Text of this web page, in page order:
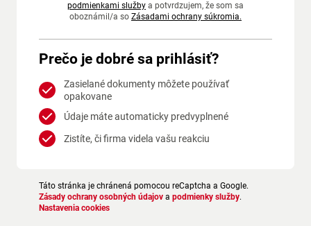
podmienkami služby a potvrdzujem, že som sa
oboznámil/a so Zásadami ochrany súkromia.
Prečo je dobré sa prihlásiť?
Zasielané dokumenty môžete používať
opakovane
Údaje máte automaticky predvyplnené
Zistíte, či firma videla vašu reakciu
Táto stránka je chránená pomocou reCaptcha a Google.
Zásady ochrany osobných údajov a podmienky služby.
Nastavenia cookies